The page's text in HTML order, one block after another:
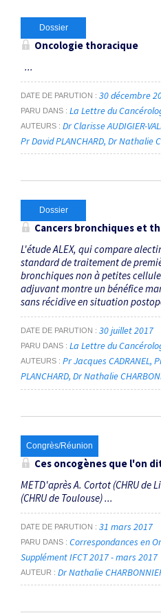
Dossier
Oncologie thoracique
...
DATE DE PARUTION 30 décembre
PARU DANS La Lettre du
AUTEURS Dr Clarisse AUDIGIER-
Pr David PLANCHARD Dr Nathalie
Dossier
Cancers bronchiques et
L'étude ALEX, qui compare
standard de traitement de
bronchiques non à petites
adjuvant montre un bénéfice
sans récidive en situation
DATE DE PARUTION 30 juillet 2017
PARU DANS La Lettre du
AUTEURS Pr Jacques CADRANEL
PLANCHARD Dr Nathalie
Congrès/Réunion
Ces oncogènes que l'on
METD'après A. Cortot (CHRU de
(CHRU de Toulouse) ...
DATE DE PARUTION 31 mars 2017
PARU DANS
Correspondances en
Supplément IFCT 2017 - mars 2017
AUTEUR Dr Nathalie